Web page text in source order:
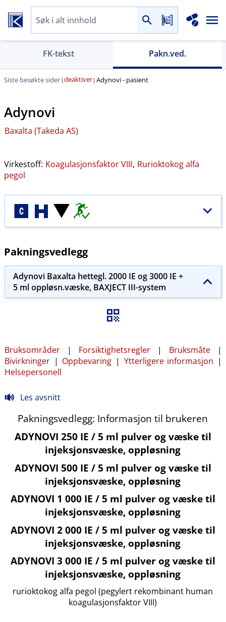
FK-tekst Pakn.ved.
Siste besøkte sider (deaktiver)Adynovi - pasient
Adynovi
Baxalta (Takeda AS)
Virkestoff: Koagulasjonsfaktor VIII, Rurioktokog alfa
pegol
Pakningsvedlegg
Adynovi Baxalta hettegl. 2000 IE og 3000 IE +
5 ml oppløsn.væske, BAXJECT III-system
Bruksområder | Forsiktighetsregler | Bruksmåte |
Bivirkninger | Oppbevaring | Ytterligere informasjon |
Helsepersonell
Les avsnitt
Pakningsvedlegg: Informasjon til brukeren
ADYNOVI 250 IE / 5 ml pulver og væske til
injeksjonsvæske, oppløsning
ADYNOVI 500 IE / 5 ml pulver og væske til
injeksjonsvæske, oppløsning
ADYNOVI 1 000 IE / 5 ml pulver og væske til
injeksjonsvæske, oppløsning
ADYNOVI 2 000 IE / 5 ml pulver og væske til
injeksjonsvæske, oppløsning
ADYNOVI 3 000 IE / 5 ml pulver og væske til
injeksjonsvæske, oppløsning
rurioktokog alfa pegol (pegylert rekombinant human
koagulasjonsfaktorVIII)